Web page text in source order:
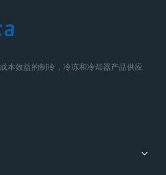
本效益的制冷，冷冻和冷却器产品供应